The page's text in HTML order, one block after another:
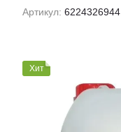
Артикул: 6224326944
Хит